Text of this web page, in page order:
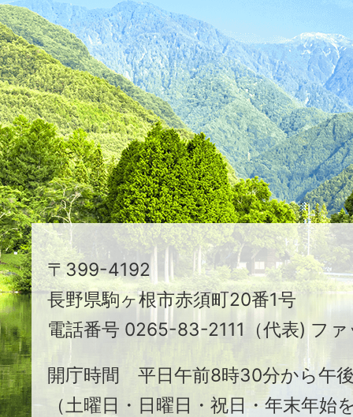
た
つ
映
え
る
ま
ち
駒
ヶ
根
市
〒399-4192
長野県駒ヶ根市赤須町20番1号
電話番号 0265-83-2111（代表) フ
開庁時間 平日午前8時30分から午
（土曜日・日曜日・祝日・年末年始